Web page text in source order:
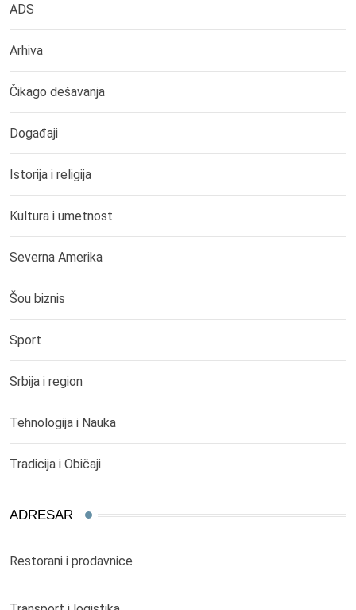
ADS
Arhiva
Čikago dešavanja
Događaji
Istorija i religija
Kultura i umetnost
Severna Amerika
Šou biznis
Sport
Srbija i region
Tehnologija i Nauka
Tradicija i Običaji
ADRESAR
Restorani i prodavnice